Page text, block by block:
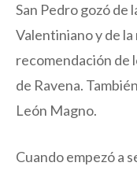
San Pedro gozó de
Valentiniano y de
recomendación de
de Ravena.
León Magno.
Cuando empezó a